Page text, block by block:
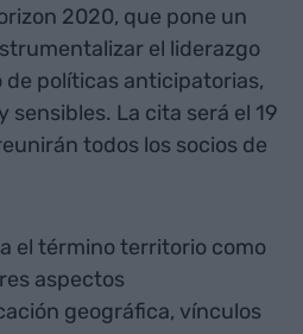
2020, que pone un
el liderazgo
políticas anticipatorias,
sensibles. La cita será el 19
todos los socios de
el término territorio como
aspectos
geográfica, vínculos